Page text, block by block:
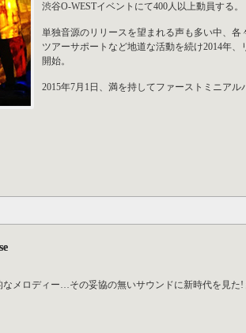
渋谷O-WESTイベントにて400人以上動員する。
単独音源のリリースを望まれる声も多い中、各
ツアーサポートなど地道な活動を続け2014年
開始。
2015年7月1日、満を持してファーストミニアル
メロディー…その妥協の無いサウンドに新時代を見